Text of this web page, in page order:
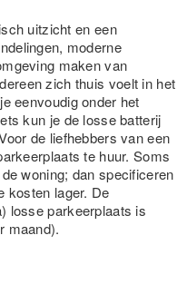
uitzicht en een
moderne
maken van
zich thuis voelt in het
eenvoudig onder het
kun je de losse batterij
de liefhebbers van een
te huur. Soms
woning; dan specificeren
kosten lager. De
losse parkeerplaats is
maand).